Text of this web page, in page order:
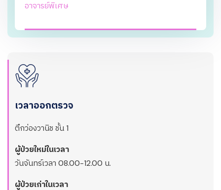
อาจารย์พิเศษ
เวลาออกตรวจ
ตึกว่องวานิช ชั้น 1
ผู้ป่วยใหม่ในเวลา
วันจันทร์เวลา 08.00-12.00 น.
ผู้ป่วยเก่าในเวลา